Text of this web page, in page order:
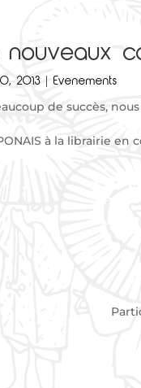
nouveaux
2013 |Evenements
de succès,
à la librairie